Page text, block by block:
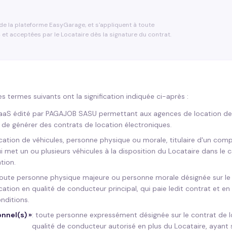
la plateforme EasyGarage, et s'appliquent à toute
acceptées par le Locataire dès la signature du contrat.
termes suivants ont la signification indiquée ci-après :
édité par PAGAJOB SASU permettant aux agences de location
générer des contrats de location électroniques.
de véhicules, personne physique ou morale, titulaire d'un
met un ou plusieurs véhicules à la disposition du Locataire dans le
personne physique majeure ou personne morale désignée sur
en qualité de conducteur principal, qui paie ledit contrat et en
»: toute personne expressément désignée sur le contrat de
qualité de conducteur autorisé en plus du Locataire, ayant